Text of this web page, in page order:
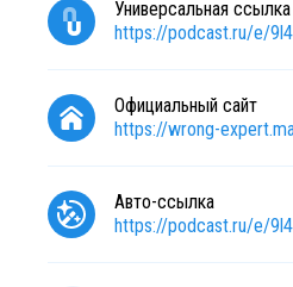
Универсальная ссылка
https://podcast.ru/e/
Официальный сайт
https://wrong-
Авто-ссылка
https://podcast.ru/e/